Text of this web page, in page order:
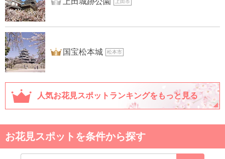
上田市
3位 国宝松本城 松本市
人気お花見スポットランキングをもっと見る
お花見スポットを条件から探す